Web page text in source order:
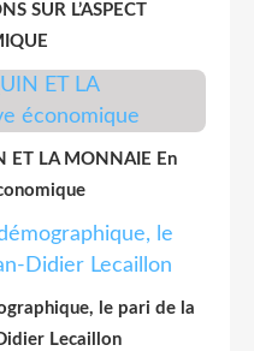
SUR L’ASPECT
ET LA MONNAIE En
le pari de la
Lecaillon